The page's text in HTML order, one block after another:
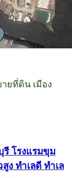
ยที่ดิน เมือง
รี โรงแรมขุม
ง ทำเลดี ทำเล